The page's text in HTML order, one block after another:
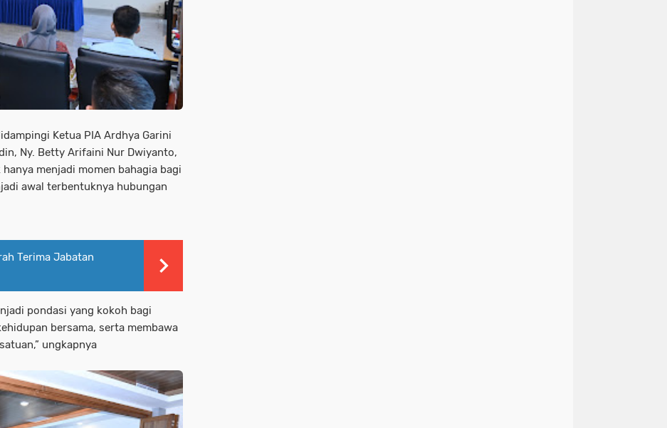
Ketua PIA Ardhya Garini
Ny. Betty Arifaini Nur Dwiyanto,
menjadi momen bahagia bagi
awal terbentuknya hubungan
Terima Jabatan
pondasi yang kokoh bagi
bersama, serta membawa
ungkapnya